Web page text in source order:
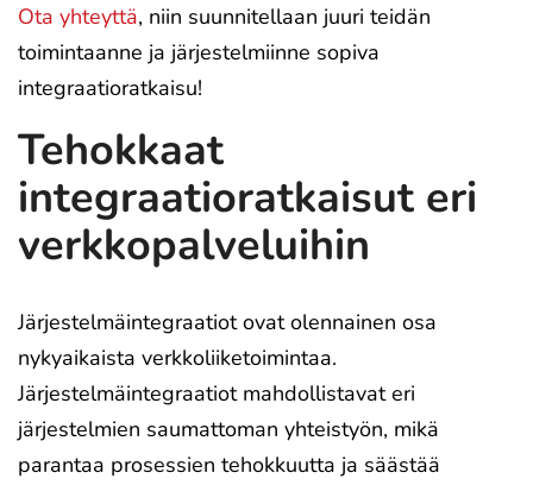
Ota yhteyttä, niin suunnitellaan juuri teidän
toimintaanne ja järjestelmiinne sopiva
integraatioratkaisu!
Tehokkaat
integraatioratkaisut eri
verkkopalveluihin
Järjestelmäintegraatiot ovat olennainen osa
nykyaikaista verkkoliiketoimintaa.
Järjestelmäintegraatiot mahdollistavat eri
järjestelmien saumattoman yhteistyön, mikä
parantaa prosessien tehokkuutta ja säästää